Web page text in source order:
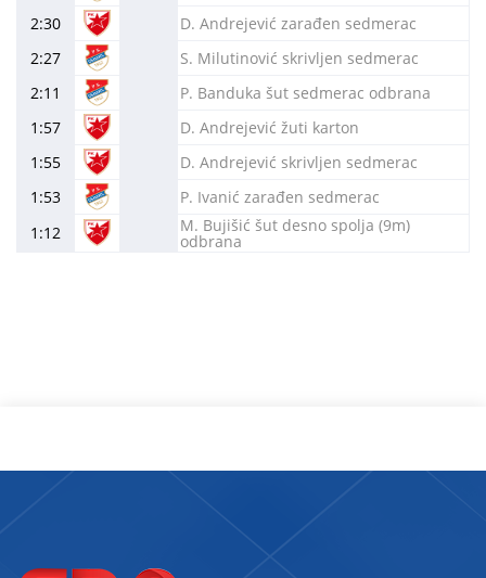
2:30
D. Andrejević zarađen sedmerac
2:27
S. Milutinović skrivljen sedmerac
2:11
P. Banduka šut sedmerac odbrana
1:57
D. Andrejević žuti karton
1:55
D. Andrejević skrivljen sedmerac
1:53
P. Ivanić zarađen sedmerac
1:12
M. Bujišić šut desno spolja (9m)
odbrana